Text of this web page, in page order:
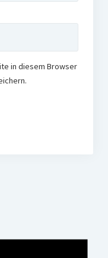
in diesem Browser